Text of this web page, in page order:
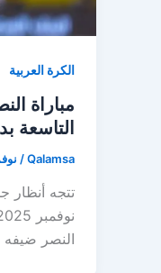
الكرة العربية
مباراة
التاسعة
Qalamsa
/ نوفمبر
النصر